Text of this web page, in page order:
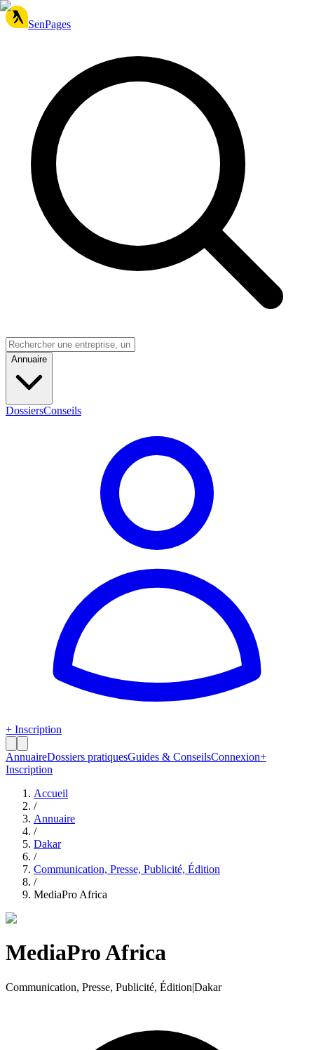
SenPages
Annuaire
DossiersConseils
+ Inscription
AnnuaireDossiers pratiquesGuides & ConseilsConnexion+
Inscription
Accueil
/
Annuaire
/
Dakar
/
Communication, Presse, Publicité, Édition
/
MediaPro Africa
MediaPro Africa
Communication, Presse, Publicité, Édition|Dakar